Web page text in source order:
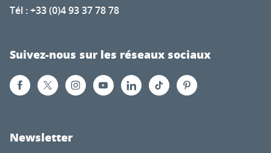
Tél : +33 (0)4 93 37 78 78
Suivez-nous sur les réseaux sociaux
Newsletter